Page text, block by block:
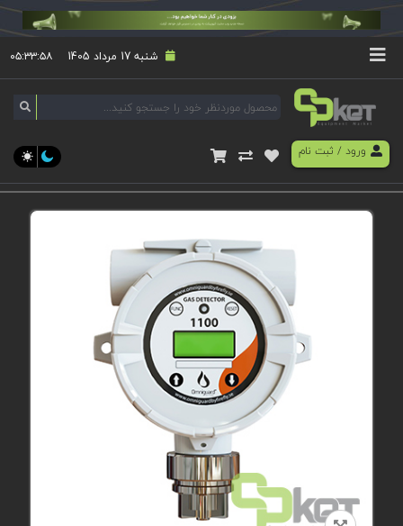
شنبه 17 مرداد 1405 ۰۵:۳۳:۵۸
ورود/ ثبت نام